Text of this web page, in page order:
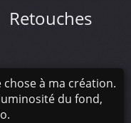
Retouches
à ma création.
du fond,